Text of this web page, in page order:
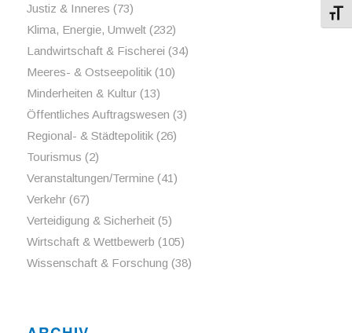
Justiz & Inneres (73)
Klima, Energie, Umwelt(232)
Landwirtschaft & Fischerei (34)
Meeres- & Ostseepolitik(10)
Minderheiten & Kultur(13)
Öffentliches Auftragswesen (3)
Regional- & Städtepolitik(26)
Tourismus (2)
Veranstaltungen/Termine(41)
Verkehr(67)
Verteidigung & Sicherheit(5)
Wirtschaft & Wettbewerb (105)
Wissenschaft & Forschung (38)